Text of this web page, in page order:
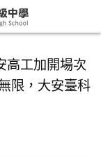
高工加開場次
限，大安臺科